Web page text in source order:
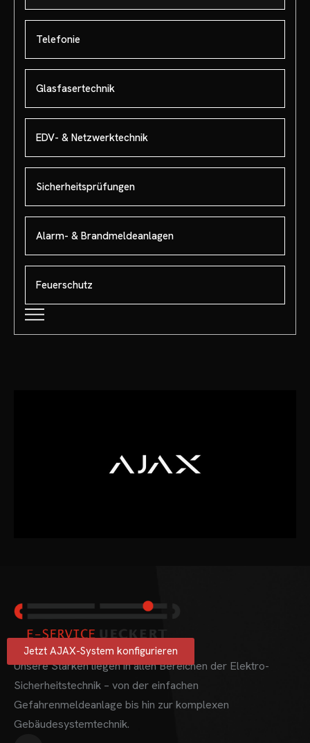
Telefonie
Glasfasertechnik
EDV- & Netzwerktechnik
Sicherheitsprüfungen
Alarm- & Brandmeldeanlagen
Feuerschutz
Jetzt AJAX-System konfigurieren
Unsere Stärken liegen in allen Bereichen der Elektro-
Sicherheitstechnik – von der einfachen
Gefahrenmeldeanlage bis hin zur komplexen
Gebäudesystemtechnik.